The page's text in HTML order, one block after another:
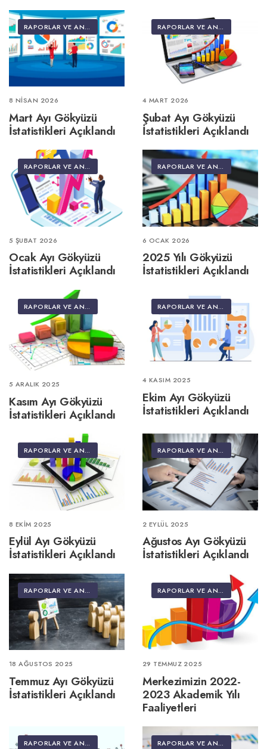
RAPORLAR VE ANALIZLER
8 NISAN 2026
Mart Ayı Gökyüzü
İstatistikleri Açıklandı
RAPORLAR VE ANALIZLER
4 MART 2026
Şubat Ayı Gökyüzü
İstatistikleri Açıklandı
RAPORLAR VE ANALIZLER
5 ŞUBAT 2026
Ocak Ayı Gökyüzü
İstatistikleri Açıklandı
RAPORLAR VE ANALIZLER
6 OCAK 2026
2025 Yılı Gökyüzü
İstatistikleri Açıklandı
RAPORLAR VE ANALIZLER
5 ARALIK 2025
Kasım Ayı Gökyüzü
İstatistikleri Açıklandı
RAPORLAR VE ANALIZLER
4 KASIM 2025
Ekim Ayı Gökyüzü
İstatistikleri Açıklandı
RAPORLAR VE ANALIZLER
8 EKIM 2025
Eylül Ayı Gökyüzü
İstatistikleri Açıklandı
RAPORLAR VE ANALIZLER
2 EYLÜL 2025
Ağustos Ayı Gökyüzü
İstatistikleri Açıklandı
RAPORLAR VE ANALIZLER
18 AĞUSTOS 2025
Temmuz Ayı Gökyüzü
İstatistikleri Açıklandı
RAPORLAR VE ANALIZLER
29 TEMMUZ 2025
Merkezimizin 2022-
2023 Akademik Yılı
Faaliyetleri
RAPORLAR VE ANALIZLER RAPORLAR VE ANALIZLER